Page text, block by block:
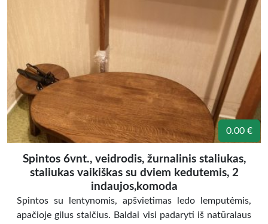
0.00 €
Spintos 6vnt., veidrodis, žurnalinis staliukas,
staliukas vaikiškas su dviem kedutemis, 2
indaujos,komoda
Spintos su lentynomis, apšvietimas ledo lemputėmis,
apačioje gilus stalčius. Baldai visi padaryti iš natūralaus